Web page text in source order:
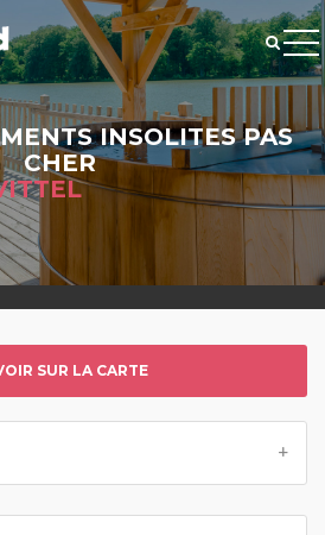
INSOLITES PAS
CHER
SUR LA CARTE